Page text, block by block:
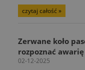
czytaj całość »
Zerwane koło
rozpoznać
02-12-2025